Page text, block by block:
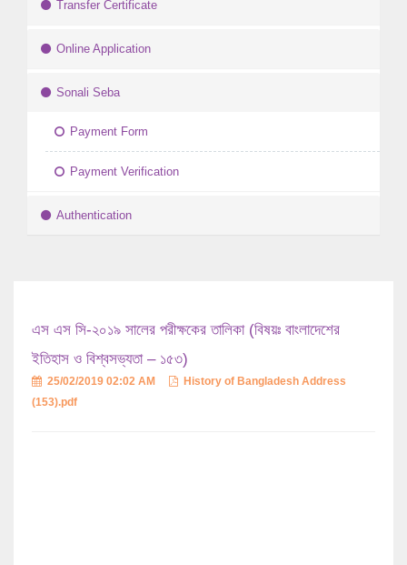
Transfer Certificate
Online Application
Sonali Seba
Payment Form
Payment Verification
Authentication
এস এস সি-২০১৯ সালের পরীক্ষকের তালিকা (বিষয়ঃ বাংলাদেশের
ইতিহাস ও বিশ্বসভ্যতা – ১৫৩)
25/02/2019 02:02 AM
History of Bangladesh Address
(153).pdf